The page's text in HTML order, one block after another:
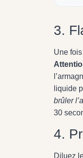
3.
Une
liquide
brûler
30
4.
Diluez